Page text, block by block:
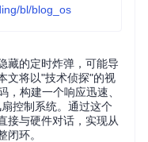
bl/blog_os
藏的定时炸弹，可能导
文将以"技术侦探"的视
，构建一个响应迅速、
控制系统。通过这个
接与硬件对话，实现从
环。